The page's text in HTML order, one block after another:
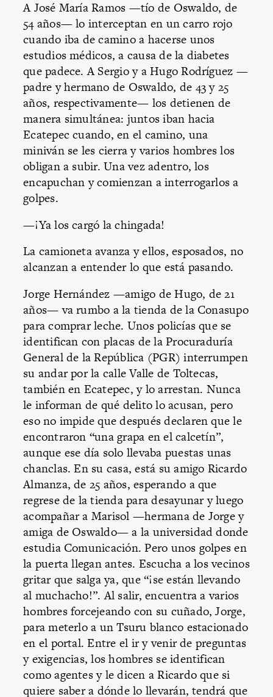
A José María Ramos —tío de Oswaldo, de
54 años— lo interceptan en un carro rojo
cuando iba de camino a ha­cerse unos
estudios médicos, a causa de la diabetes
que padece. A Sergio y a Hugo Rodríguez —
padre y hermano de Oswaldo, de 43 y 25
años, respectivamente— los de­tienen de
manera simultánea: juntos iban hacia
Ecatepec cuando, en el camino, una
miniván se les cierra y varios hombres los
obligan a subir. Una vez adentro, los
encapuchan y comienzan a interrogarlos a
golpes.
—¡Ya los cargó la chingada!
La camioneta avanza y ellos, esposados, no
alcanzan a entender lo que está pasando.
Jorge Hernández —amigo de Hugo, de 21
años— va rumbo a la tienda de la Conasupo
para comprar leche. Unos policías que se
identifican con placas de la Procu­raduría
General de la República (PGR) interrumpen
su andar por la calle Valle de Toltecas,
también en Ecatepec, y lo arrestan. Nunca
le informan de qué delito lo acusan, pero
eso no impide que después declaren que le
encontraron “una grapa en el calcetín”,
aunque ese día solo llevaba puestas unas
chanclas. En su casa, está su amigo Ricardo
Almanza, de 25 años, esperando a que
regrese de la tienda para desayunar y luego
acompañar a Marisol —hermana de Jorge y
amiga de Oswaldo— a la universidad donde
estudia Comunicación. Pero unos golpes en
la puerta llegan antes. Escucha a los vecinos
gritar que salga ya, que “¡se están llevando
al muchacho!”. Al salir, encuentra a varios
hombres forcejeando con su cuñado, Jorge,
para meterlo a un Tsuru blanco estacionado
en el portal. Entre el ir y venir de preguntas
y exigencias, los hombres se identifican
como agentes y le dicen a Ricardo que si
quiere saber a dónde lo llevarán, tendrá que